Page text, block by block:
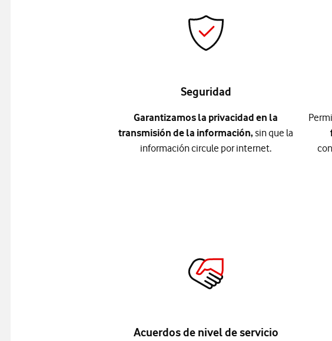
Seguridad
Garantizamos la privacidad en la
transmisión de la información, sin que la
información circule por internet.
Acuerdos de nivel de servicio